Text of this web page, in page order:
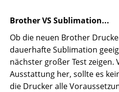
Brother VS Sublimation...
Ob die neuen Brother
dauerhafte Sublimation
nächster großer Test zeigen.
Ausstattung her, sollte es
die Drucker alle